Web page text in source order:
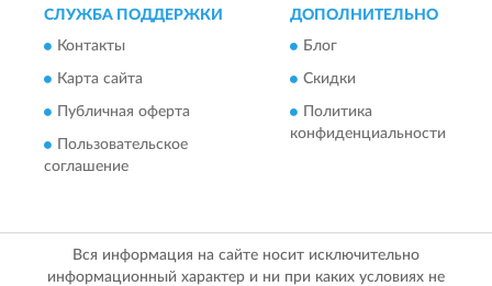
СЛУЖБА ПОДДЕРЖКИ
Контакты
Карта сайта
Публичная оферта
Пользовательское
соглашение
ДОПОЛНИТЕЛЬНО
Блог
Скидки
Политика
конфиденциальности
Вся информация на сайте носит исключительно
информационный характер и ни при каких условиях не